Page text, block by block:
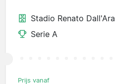
Stadio Renato Dall'Ara
Serie A
Prijs vanaf